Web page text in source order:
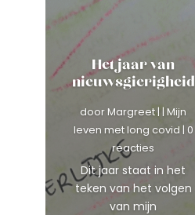
Het jaar van
nieuwsgierigheid
doorMargreet||Mijn
leven met long covid | 0
reacties
Dit jaar staat in het
teken van het volgen
van mijn